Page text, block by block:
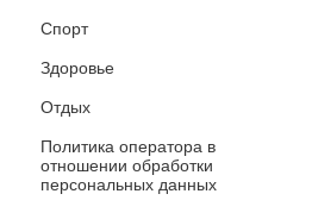
Спорт
Здоровье
Отдых
Политика оператора в
отношении обработки
персональных данных